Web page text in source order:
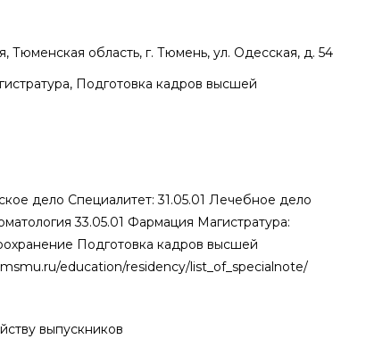
Тюменская область, г. Тюмень, ул. Одесская, д. 54
Подготовка кадров высшей
дело Специалитет: 31.05.01 Лечебное дело
33.05.01 Фармация Магистратура:
Подготовка кадров высшей
education/residency/list_of_specialnote/
выпускников